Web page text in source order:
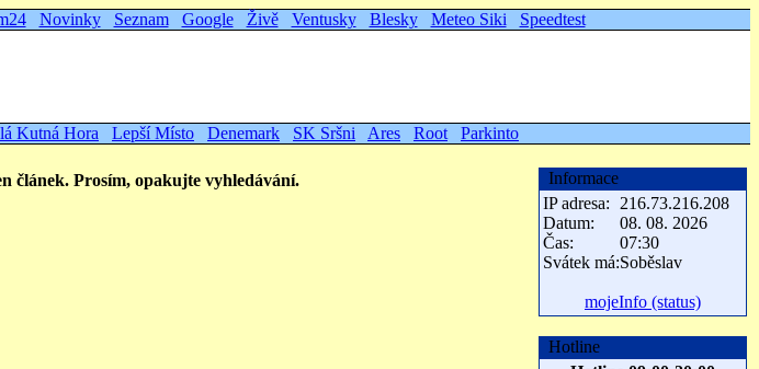
Novinky Seznam Google Živě Ventusky Blesky Meteo Siki Speedtest
Kutná Hora Lepší Místo Denemark SK Sršni Ares Root Parkinto
článek. Prosím, opakujte vyhledávání.
Informace
IP adresa:
216.73.216.208
Datum:
08. 08. 2026
Čas:
07:30
Svátek má:Soběslav
mojeInfo (status)
Hotline